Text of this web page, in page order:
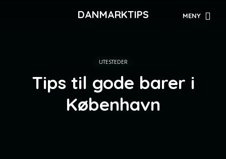
DANMARKTIPS MENY
UTESTEDER
Tips til gode barer i
København